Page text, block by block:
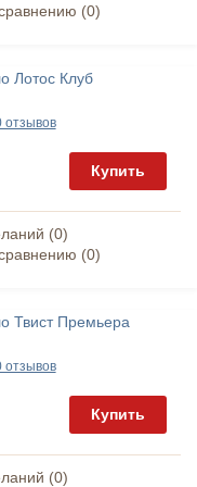
(0)
Лотос Клуб
отзывов
Купить
(0)
(0)
Твист Премьера
отзывов
Купить
(0)